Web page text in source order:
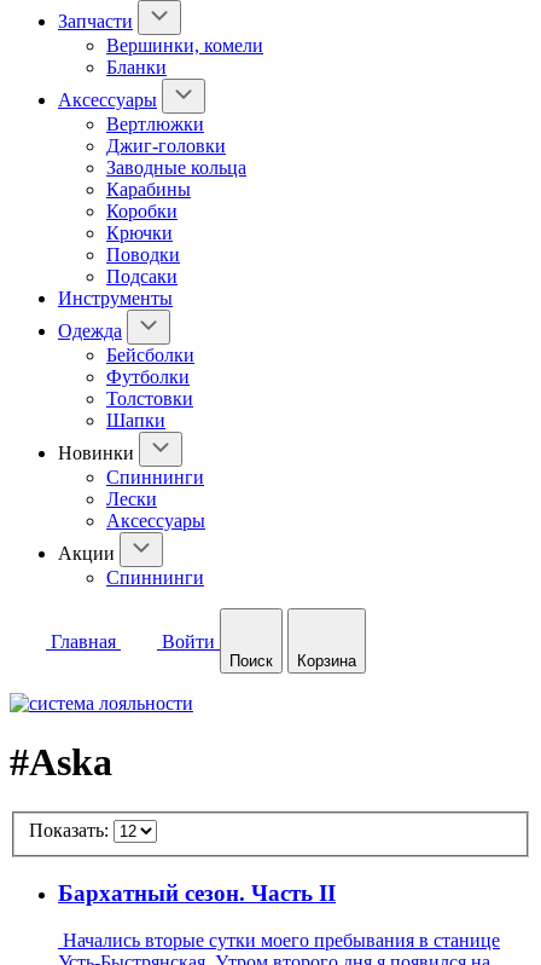
Запчасти
Вершинки, комели
Бланки
Аксессуары
Вертлюжки
Джиг-головки
Заводные кольца
Карабины
Коробки
Крючки
Поводки
Подсаки
Инструменты
Одежда
Бейсболки
Футболки
Толстовки
Шапки
Новинки
Спиннинги
Лески
Аксессуары
Акции
Спиннинги
Главная Войти
Поиск Корзина
#Aska
Показать:
Бархатный сезон. Часть II
Начались вторые сутки моего пребывания в станице